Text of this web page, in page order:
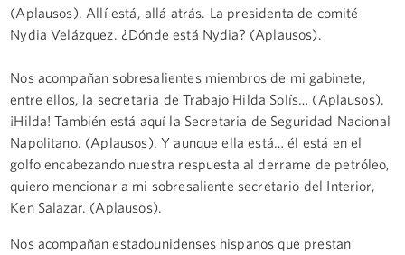
(Aplausos). Allí está, allá atrás. La presidenta de comité
Nydia Velázquez. ¿Dónde está Nydia? (Aplausos).
Nos acompañan sobresalientes miembros de mi gabinete,
entre ellos, la secretaria de Trabajo Hilda Solís… (Aplausos).
¡Hilda! También está aquí la Secretaria de Seguridad Nacional
Napolitano. (Aplausos). Y aunque ella está… él está en el
golfo encabezando nuestra respuesta al derrame de petróleo,
quiero mencionar a mi sobresaliente secretario del Interior,
Ken Salazar. (Aplausos).
Nos acompañan estadounidenses hispanos que prestan